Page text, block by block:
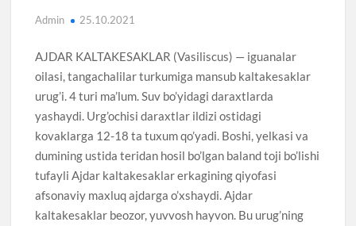
Admin 25.10.2021
AJDAR KALTAKESAKLAR (Vasiliscus) — iguanalar
oilasi, tangachalilar turkumiga mansub kaltakesaklar
urug’i. 4 turi ma’lum. Suv bo’yidagi daraxtlarda
yashaydi. Urg’ochisi daraxtlar ildizi ostidagi
kovaklarga 12-18 ta tuxum qo’yadi. Boshi, yelkasi va
dumining ustida teridan hosil bo’lgan baland toji bo’lishi
tufayli Ajdar kaltakesaklar erkagining qiyofasi
afsonaviy maxluq ajdarga o’xshaydi. Ajdar
kaltakesaklar beozor, yuvvosh hayvon. Bu urug’ning